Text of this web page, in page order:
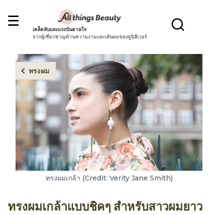
เคล็ดลับและแรงบันดาลใจ
จากผู้เชี่ยวชาญด้านความงามและเส้นผมของยูนิลีเวอร์
ทรงผม
ทรงผมเกล้า (Credit: Verity Jane Smith)
ทรงผมเกล้าแบบชิคๆ สำหรับสาวผมยาว